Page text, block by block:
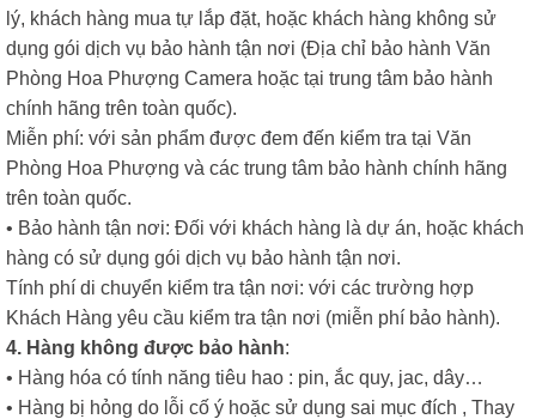
lý, khách hàng mua tự lắp đặt, hoặc khách hàng không sử
dụng gói dịch vụ bảo hành tận nơi (Địa chỉ bảo hành Văn
Phòng Hoa Phượng Camera hoặc tại trung tâm bảo hành
chính hãng trên toàn quốc).
Miễn phí: với sản phẩm được đem đến kiểm tra tại Văn
Phòng Hoa Phượng và các trung tâm bảo hành chính hãng
trên toàn quốc.
• Bảo hành tận nơi: Đối với khách hàng là dự án, hoặc khách
hàng có sử dụng gói dịch vụ bảo hành tận nơi.
Tính phí di chuyển kiểm tra tận nơi: với các trường hợp
Khách Hàng yêu cầu kiểm tra tận nơi (miễn phí bảo hành).
4. Hàng không được bảo hành:
• Hàng hóa có tính năng tiêu hao : pin, ắc quy, jac, dây…
• Hàng bị hỏng do lỗi cố ý hoặc sử dụng sai mục đích , Thay